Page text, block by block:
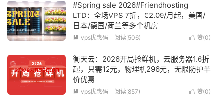
#Spring sale 2026#Friendhosting
LTD：全场VPS 7折，€2.09/月起，美国/
日本/德国/荷兰等多个机房
 赞(0)
 vps优惠码 阅读(506)
衡天云：2026开局抢鲜机，云服务器1.6折
起，只需12元，物理机296元，无限防护半
价优惠
 赞(0)
 vps优惠码 阅读(857)